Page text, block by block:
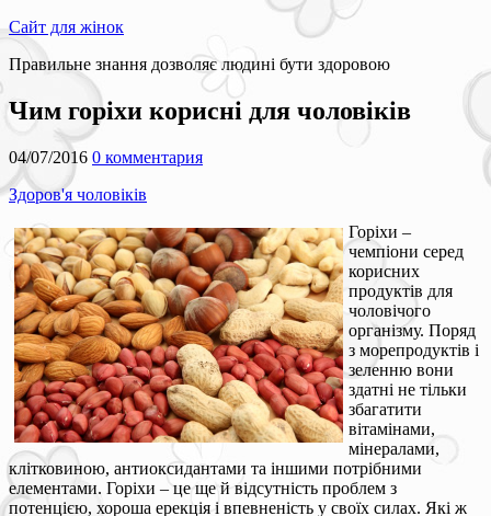
Сайт для жінок
Правильне знання дозволяє людині бути здоровою
Чим горіхи корисні для чоловіків
04/07/2016 0 комментария
Здоров'я чоловіків
Горіхи –
чемпіони серед
корисних
продуктів для
чоловічого
організму. Поряд
з морепродуктів і
зеленню вони
здатні не тільки
збагатити
вітамінами,
мінералами,
клітковиною, антиоксидантами та іншими потрібними
елементами. Горіхи – це ще й відсутність проблем з
потенцією, хороша ерекція і впевненість у своїх силах. Які ж